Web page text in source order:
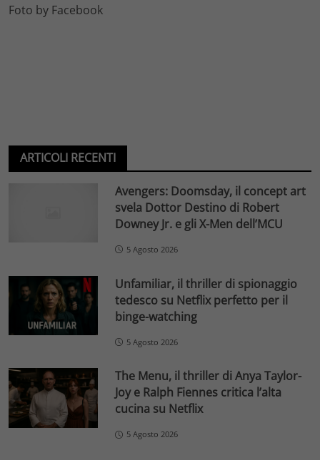
Foto by Facebook
ARTICOLI RECENTI
Avengers: Doomsday, il concept art
svela Dottor Destino di Robert
Downey Jr. e gli X-Men dell’MCU
5 Agosto 2026
Unfamiliar, il thriller di spionaggio
tedesco su Netflix perfetto per il
binge-watching
5 Agosto 2026
The Menu, il thriller di Anya Taylor-
Joy e Ralph Fiennes critica l’alta
cucina su Netflix
5 Agosto 2026